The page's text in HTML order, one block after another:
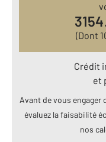
(Dont
Crédit
et
Avant de vous engager
évaluez la faisabilité
nos